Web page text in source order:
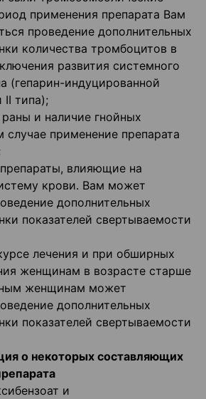
применения препарата Вам
проведение дополнительных
количества тромбоцитов в
развития системного
(гепарин-индуцированной
II типа);
и наличие гнойных
случае применение препарата
влияющие на
крови. Вам может
дополнительных
показателей свертываемости
лечения и при обширных
женщинам в возрасте старше
женщинам может
дополнительных
показателей свертываемости
о некоторых составляющих
и